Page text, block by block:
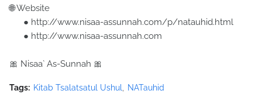
🌐 Website
● http://www.nisaa-assunnah.com/p/natauhid.html
● http://www.nisaa-assunnah.com
🎀 Nisaa` As-Sunnah 🎀
Tags: Kitab Tsalatsatul Ushul NATauhid